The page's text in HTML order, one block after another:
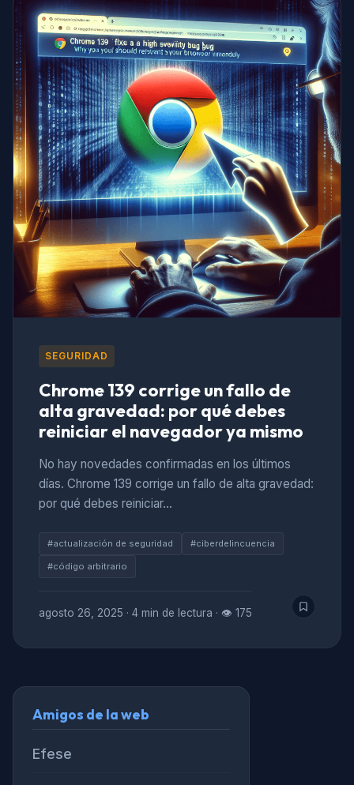
SEGURIDAD
Chrome 139 corrige un fallo de
alta gravedad: por qué debes
reiniciar el navegador ya mismo
No hay novedades confirmadas en los últimos
días. Chrome 139 corrige un fallo de alta gravedad:
por qué debes reiniciar…
#actualización de seguridad #ciberdelincuencia
#código arbitrario
agosto 26, 2025 · 4 min de lectura · 👁 175
Amigos de la web
Efese